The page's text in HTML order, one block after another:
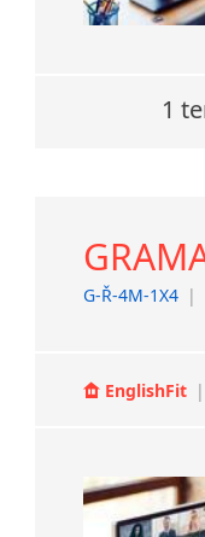
1
G-Ř-4M-1X4 |
EnglishFit |